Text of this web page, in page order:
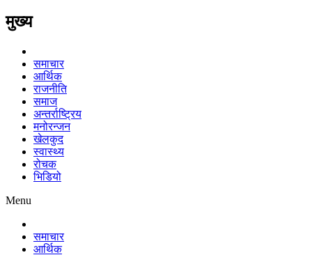
मुख्य
समाचार
आर्थिक
राजनीति
समाज
अन्तर्राष्ट्रिय
मनोरन्जन
खेलकुद
स्वास्थ्य
रोचक
भिडियो
Menu
समाचार
आर्थिक